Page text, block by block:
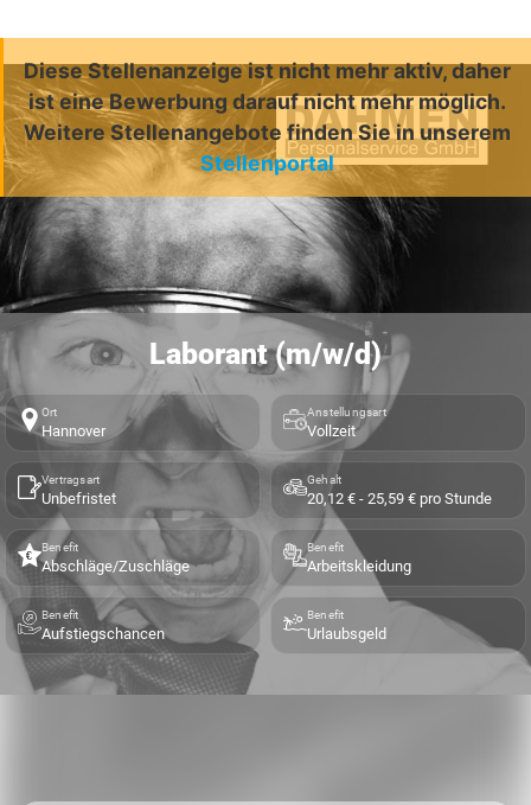
Diese Stellenanzeige ist nicht mehr aktiv, daher
ist eine Bewerbung darauf nicht mehr möglich.
Weitere Stellenangebote finden Sie in unserem
Stellenportal
Laborant (m/w/d)
Ort
Hannover
Anstellungsart
Vollzeit
Vertragsart
Unbefristet
Gehalt
20,12 € - 25,59 € pro Stunde
Benefit
Abschläge/Zuschläge
Benefit
Arbeitskleidung
Benefit
Aufstiegschancen
Benefit
Urlaubsgeld